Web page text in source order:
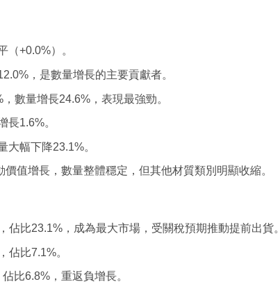
（+0.0%）。
，是數量增長的主要貢獻者。
，數量增長24.6%，表現最強勁。
長1.6%。
大幅下降23.1%。
值增長，數量整體穩定，但其他材質類別明顯收縮。
佔比23.1%，成為最大市場，受關稅預期推動提前出貨。
佔比7.1%。
比6.8%，重返負增長。